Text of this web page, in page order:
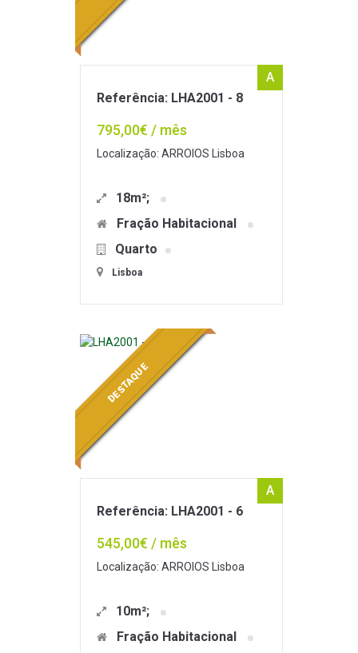
A
Referência: LHA2001 - 8
795,00€ / mês
Localização: ARROIOS Lisboa
18m²;
Fração Habitacional
Quarto
Lisboa
DESTAQUE
A
Referência: LHA2001 - 6
545,00€ / mês
Localização: ARROIOS Lisboa
10m²;
Fração Habitacional